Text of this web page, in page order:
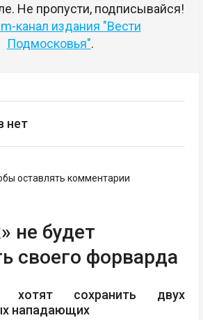
Не пропусти, подписывайся!
канал издания "Вести
Подмосковья".
нет
оставлять комментарии
не будет
своего форварда
сохранить двух
нападающих